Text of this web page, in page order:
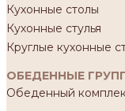
Кухонные столы
Кухонные стулья
Круглые кухонные
ОБЕДЕННЫЕ
Обеденный